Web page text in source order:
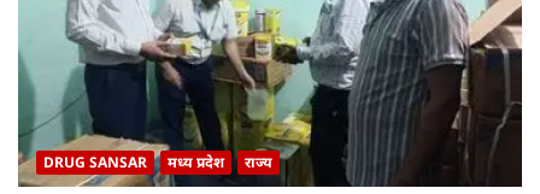
DRUG SANSAR मध्य प्रदेश राज्य